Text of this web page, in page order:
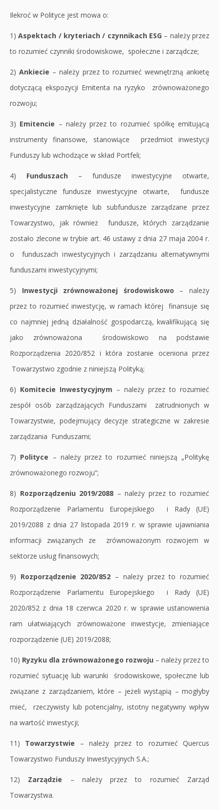
Ilekroć w Polityce jest mowa o:
1)Aspektach / kryteriach / czynnikach ESG – należy przez
to rozumieć czynniki środowiskowe, społeczne i zarządcze;
2)Ankiecie – należy przez to rozumieć wewnętrzną ankietę
dotyczącą ekspozycji Emitenta na ryzyko zrównoważonego
rozwoju;
3) Emitencie – należy przez to rozumieć spółkę emitującą
instrumenty finansowe, stanowiące przedmiot inwestycji
Funduszy lub wchodzące w skład Portfeli;
4) Funduszach – fundusze inwestycyjne otwarte,
specjalistyczne fundusze inwestycyjne otwarte, fundusze
inwestycyjne zamknięte lub subfundusze zarządzane przez
Towarzystwo, jak również fundusze, których zarządzanie
zostało zlecone w trybie art. 46 ustawy z dnia 27 maja 2004 r.
o funduszach inwestycyjnych i zarządzaniu alternatywnymi
funduszami inwestycyjnymi;
5) Inwestycji zrównoważonej środowiskowo – należy
przez to rozumieć inwestycję, w ramach której finansuje się
co najmniej jedną działalność gospodarczą, kwalifikującą się
jako zrównoważona środowiskowo na podstawie
Rozporządzenia 2020/852 i która zostanie oceniona przez
Towarzystwo zgodnie z niniejszą Polityką;
6) Komitecie Inwestycyjnym – należy przez to rozumieć
zespół osób zarządzających Funduszami zatrudnionych w
Towarzystwie, podejmujący decyzje strategiczne w zakresie
zarządzania Funduszami;
7) Polityce – należy przez to rozumieć niniejszą „Politykę
zrównoważonego rozwoju”;
8) Rozporządzeniu 2019/2088 – należy przez to rozumieć
Rozporządzenie Parlamentu Europejskiego i Rady (UE)
2019/2088 z dnia 27 listopada 2019 r. w sprawie ujawniania
informacji związanych ze zrównoważonym rozwojem w
sektorze usług finansowych;
9) Rozporządzenie 2020/852 – należy przez to rozumieć
Rozporządzenie Parlamentu Europejskiego i Rady (UE)
2020/852 z dnia 18 czerwca 2020 r. w sprawie ustanowienia
ram ułatwiających zrównoważone inwestycje, zmieniające
rozporządzenie (UE) 2019/2088;
10) Ryzyku dla zrównoważonego rozwoju – należy przez to
rozumieć sytuację lub warunki środowiskowe, społeczne lub
związane z zarządzaniem, które – jeżeli wystąpią – mogłyby
mieć, rzeczywisty lub potencjalny, istotny negatywny wpływ
na wartość inwestycji;
11) Towarzystwie – należy przez to rozumieć Quercus
Towarzystwo Funduszy Inwestycyjnych S.A.;
12) Zarządzie – należy przez to rozumieć Zarząd
Towarzystwa.